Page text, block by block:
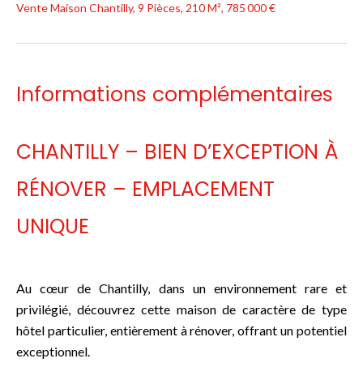
Vente Maison Chantilly, 9 Pièces, 210 M², 785 000 €
Informations complémentaires
CHANTILLY – BIEN D’EXCEPTION À
RÉNOVER – EMPLACEMENT
UNIQUE
Au cœur de Chantilly, dans un environnement rare et
privilégié, découvrez cette maison de caractère de type
hôtel particulier, entièrement à rénover, offrant un potentiel
exceptionnel.